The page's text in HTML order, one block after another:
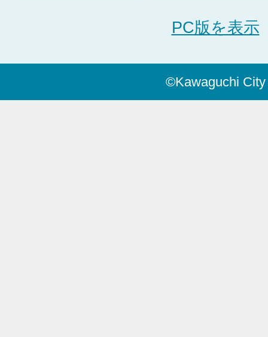
PC版を表示
©Kawaguchi City